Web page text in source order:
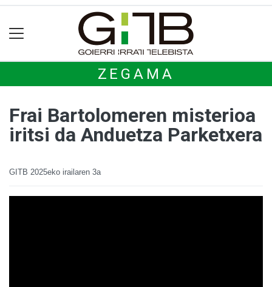
ZEGAMA
Frai Bartolomeren misterioa
iritsi da Anduetza Parketxera
GITB 2025eko irailaren 3a